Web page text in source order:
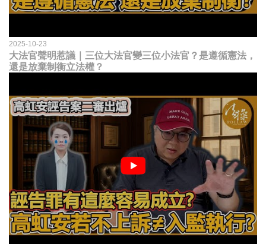
2025-10-23
大法官聲明惹議｜三位大法官變三位小法官？是遵循憲法，
還是放棄制衡立法權？